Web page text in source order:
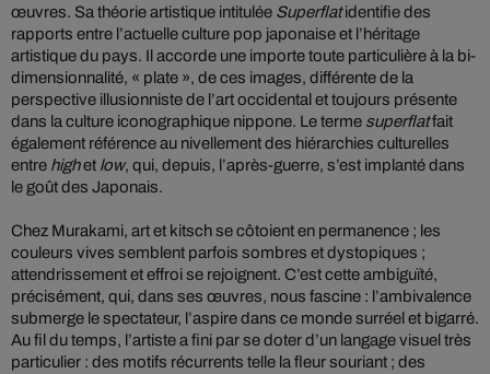
œuvres. Sa théorie artistique intitulée Superflatidentifie des
rapports entre l’actuelle culture pop japonaise et l’héritage
artistique du pays. Il accorde une importe toute particulière à la bi-
dimensionnalité, « plate », de ces images, différente de la
perspective illusionniste de l’art occidental et toujours présente
dans la culture iconographique nippone. Le terme superflatfait
également référence au nivellement des hiérarchies culturelles
entre highet low, qui, depuis, l’après-guerre, s’est implanté dans
le goût des Japonais.
Chez Murakami, art et kitsch se côtoient en permanence ; les
couleurs vives semblent parfois sombres et dystopiques ;
attendrissement et effroi se rejoignent. C’est cette ambiguïté,
précisément, qui, dans ses œuvres, nous fascine : l’ambivalence
submerge le spectateur, l’aspire dans ce monde surréel et bigarré.
Au fil du temps, l’artiste a fini par se doter d’un langage visuel très
particulier : des motifs récurrents telle la fleur souriant ; des